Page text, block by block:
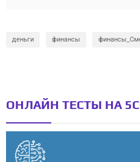
деньги финансы
ОНЛАЙН ТЕСТЫ НА